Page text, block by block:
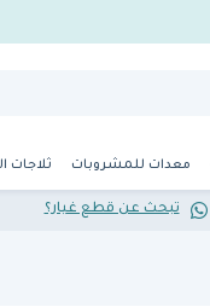
معدات للمشروبات ثلاجات
تبحث عن قطع غيار؟